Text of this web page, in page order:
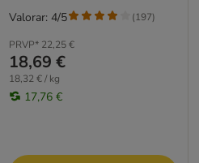
PRVP* 22,25 €
18,69 €
18,32 € / kg
17,76 €
Valorar: 4/5 (197)